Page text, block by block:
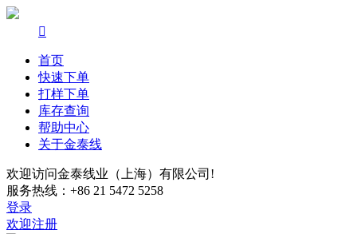

首页
快速下单
打样下单
库存查询
帮助中心
关于金泰线
欢迎访问金泰线业（上海）有限公司!
服务热线：+86 21 5472 5258
登录
欢迎注册